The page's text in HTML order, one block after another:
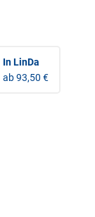
In LinDa
ab 93,50 €